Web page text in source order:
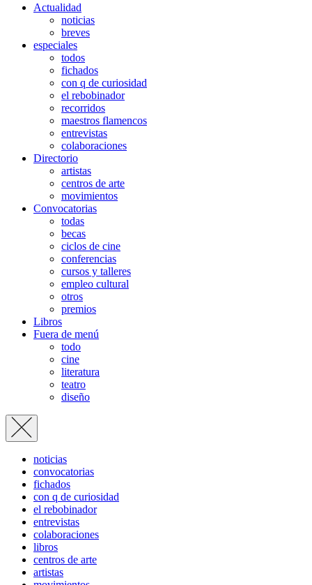
Actualidad
noticias
breves
especiales
todos
fichados
con q de curiosidad
el rebobinador
recorridos
maestros flamencos
entrevistas
colaboraciones
Directorio
artistas
centros de arte
movimientos
Convocatorias
todas
becas
ciclos de cine
conferencias
cursos y talleres
empleo cultural
otros
premios
Libros
Fuera de menú
todo
cine
literatura
teatro
diseño
noticias
convocatorias
fichados
con q de curiosidad
el rebobinador
entrevistas
colaboraciones
libros
centros de arte
artistas